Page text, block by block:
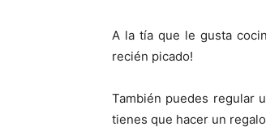
A la tía que le gusta
recién picado!
También puedes regular
tienes que hacer un